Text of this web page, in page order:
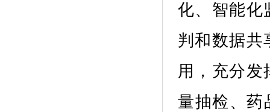
化、智能化
判和数据共
用，充分发
量抽检、药